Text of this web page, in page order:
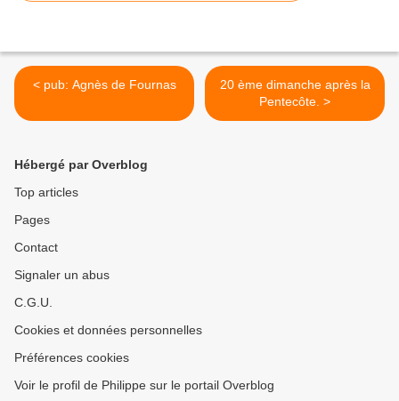
< pub: Agnès de Fournas
20 ème dimanche après la
Pentecôte. >
Hébergé par Overblog
Top articles
Pages
Contact
Signaler un abus
C.G.U.
Cookies et données personnelles
Préférences cookies
Voir le profil de Philippe sur le portail Overblog